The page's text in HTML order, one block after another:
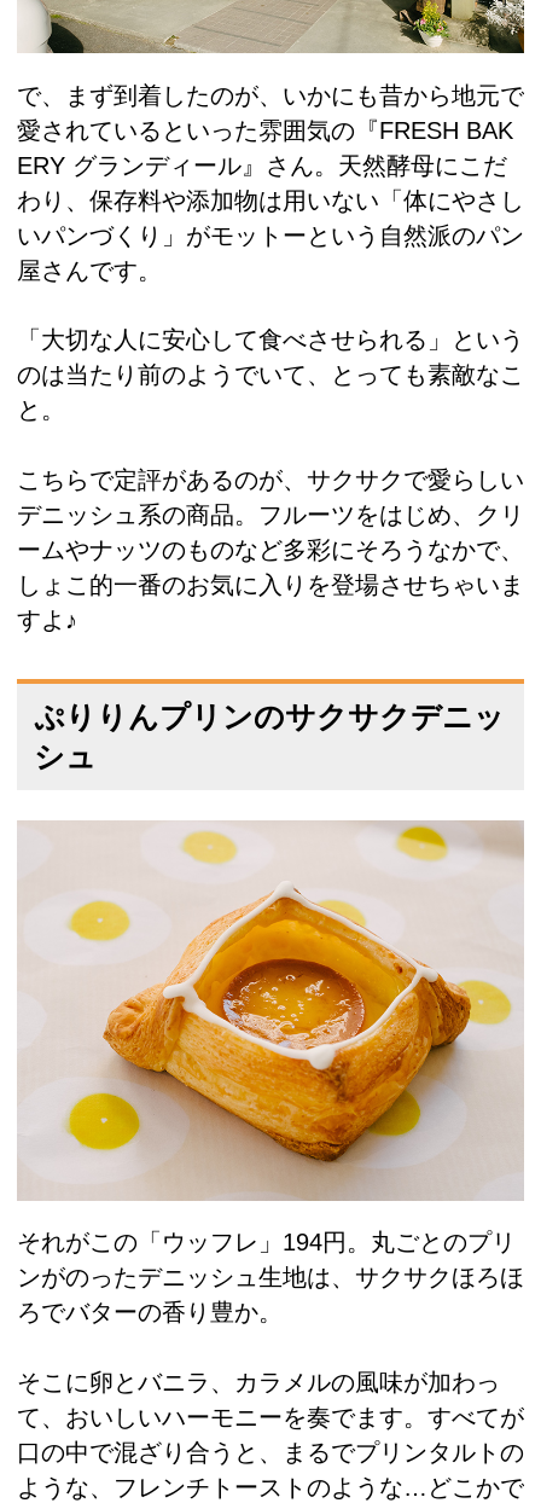
で、まず到着したのが、いかにも昔から地元で
愛されているといった雰囲気の『FRESH BAK
ERY グランディール』さん。天然酵母にこだ
わり、保存料や添加物は用いない「体にやさし
いパンづくり」がモットーという自然派のパン
屋さんです。
「大切な人に安心して食べさせられる」という
のは当たり前のようでいて、とっても素敵なこ
と。
こちらで定評があるのが、サクサクで愛らしい
デニッシュ系の商品。フルーツをはじめ、クリ
ームやナッツのものなど多彩にそろうなかで、
しょこ的一番のお気に入りを登場させちゃいま
すよ♪
ぷりりんプリンのサクサクデニッ
シュ
それがこの「ウッフレ」194円。丸ごとのプリ
ンがのったデニッシュ生地は、サクサクほろほ
ろでバターの香り豊か。
そこに卵とバニラ、カラメルの風味が加わっ
て、おいしいハーモニーを奏でます。すべてが
口の中で混ざり合うと、まるでプリンタルトの
ような、フレンチトーストのような…どこかで